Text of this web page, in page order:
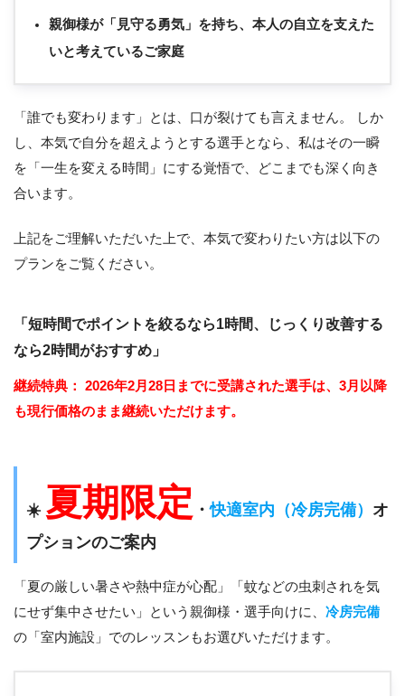
親御様が「見守る勇気」を持ち、本人の自立を支えた
いと考えているご家庭
「誰でも変わります」とは、口が裂けても言えません。 しか
し、本気で自分を超えようとする選手となら、私はその一瞬
を「一生を変える時間」にする覚悟で、どこまでも深く向き
合います。
上記をご理解いただいた上で、本気で変わりたい方は以下の
プランをご覧ください。
「短時間でポイントを絞るなら1時間、じっくり改善する
なら2時間がおすすめ」
継続特典：
2026年2月28日までに受講された選手は、3月以降
も現行価格のまま継続いただけます。
☀️ 夏期限定 ・快適室内（冷房完備） オ
プションのご案内
「夏の厳しい暑さや熱中症が心配」「蚊などの虫刺されを気
にせず集中させたい」という親御様・選手向けに、 冷房完備
の「室内施設」でのレッスンもお選びいただけます。